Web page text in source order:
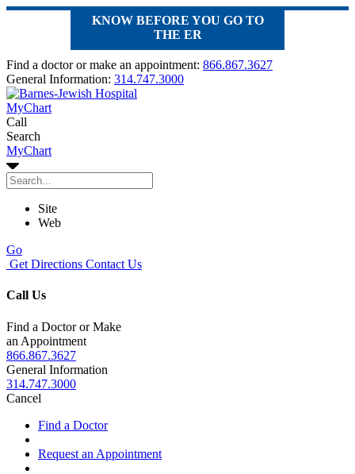
KNOW BEFORE YOU GO TO
THE ER
Find a doctor or make an appointment: 866.867.3627
General Information: 314.747.3000
MyChart
Call
Search
MyChart
Site
Web
Go
Get Directions Contact Us
Call Us
Find a Doctor or Make
an Appointment
866.867.3627
General Information
314.747.3000
Cancel
Find a Doctor
Request an Appointment